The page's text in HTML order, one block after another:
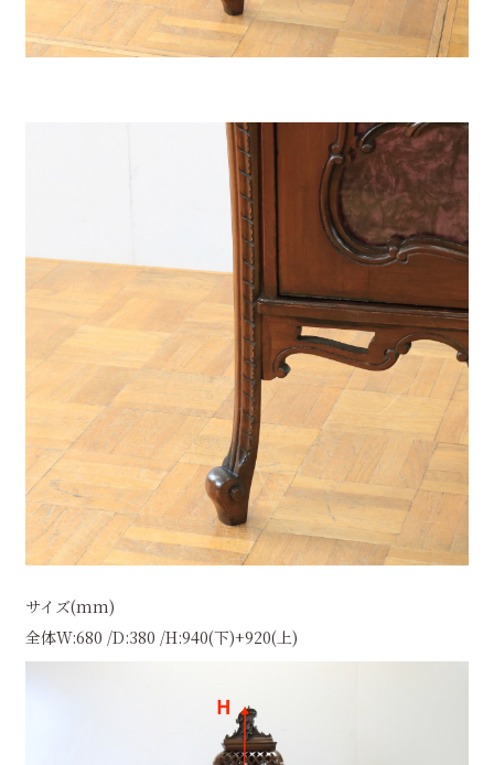
サイズ(mm)
全体W:680 /D:380 /H:940(下)+920(上)